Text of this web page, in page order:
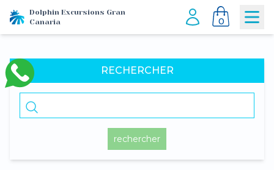
Dolphin Excursions Gran
Canaria
0
RECHERCHER
rechercher